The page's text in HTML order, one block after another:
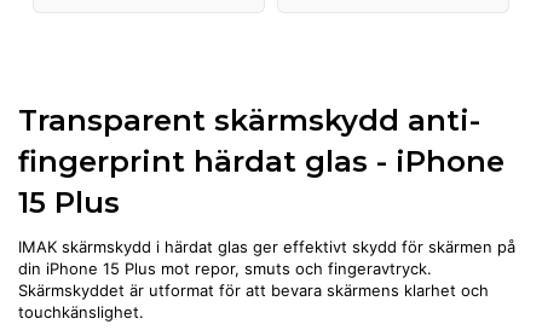
Transparent skärmskydd anti-
fingerprint härdat glas - iPhone
15 Plus
IMAK skärmskydd i härdat glas ger effektivt skydd för skärmen på
din iPhone 15 Plus mot repor, smuts och fingeravtryck.
Skärmskyddet är utformat för att bevara skärmens klarhet och
touchkänslighet.